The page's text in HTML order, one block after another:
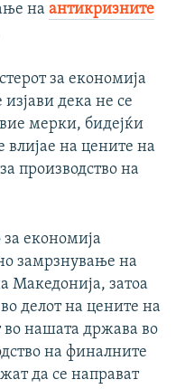
на антикризните
за економија
дека не се
мерки, бидејќи
на цените на
производство на
економија
замрзнување на
Македонија, затоа
делот на цените на
во нашата држава во
на финалните
да се направат